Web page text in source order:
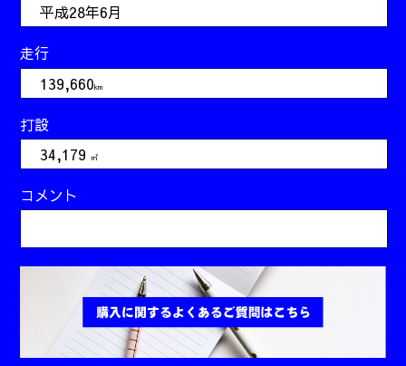
平成28年6月
走行
139,660km
打設
34,179
㎥
コメント